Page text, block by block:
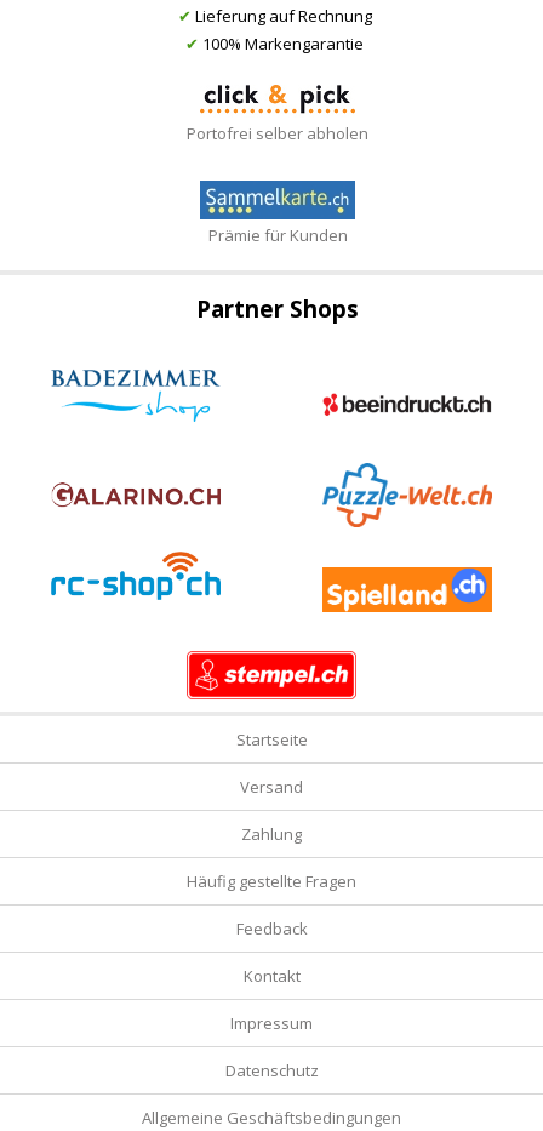
✔ Lieferung auf Rechnung
✔ 100% Markengarantie
Portofrei selber abholen
Prämie für Kunden
Partner Shops
Startseite
Versand
Zahlung
Häufig gestellte Fragen
Feedback
Kontakt
Impressum
Datenschutz
Allgemeine Geschäftsbedingungen